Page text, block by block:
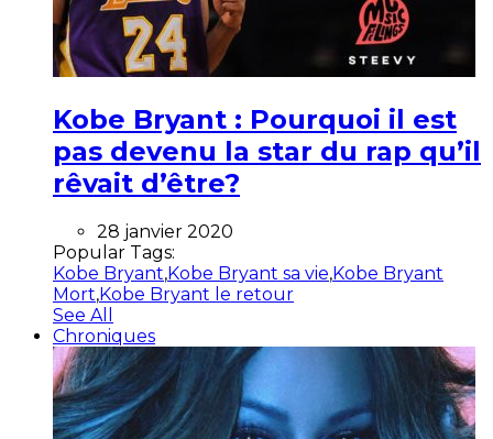
Kobe Bryant : Pourquoi il est
pas devenu la star du rap qu’il
rêvait d’être?
28 janvier 2020
Popular Tags:
Kobe Bryant,Kobe Bryant sa vie,Kobe Bryant
Mort,Kobe Bryant le retour
See All
Chroniques